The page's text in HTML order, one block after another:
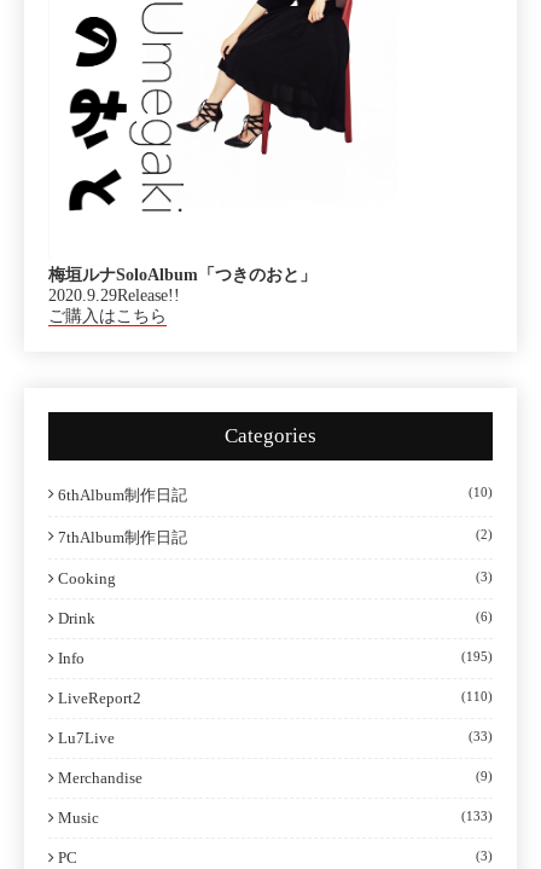
梅垣ルナSoloAlbum「つきのおと」
2020.9.29Release!!
ご購入はこちら
Categories
6thAlbum制作日記 (10)
7thAlbum制作日記 (2)
Cooking (3)
Drink (6)
Info (195)
LiveReport2 (110)
Lu7Live (33)
Merchandise (9)
Music (133)
PC (3)